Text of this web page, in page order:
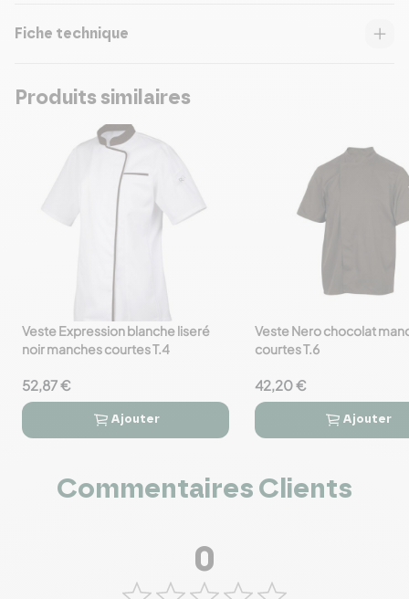
Fiche technique
Produits similaires
favorite_border
Veste Expression blanche liseré
noir manches courtes T.4
52,87 €
 
Ajouter
favorite_border
Veste Nero chocolat
courtes T.6
42,20 €
 
Ajouter
Commentaires Clients
0